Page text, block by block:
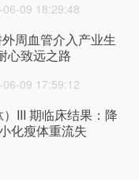
06-09 18:29:48
周血管介入产业生
心致远之路
06-09 17:59:12
III 期临床结果：降
化瘦体重流失